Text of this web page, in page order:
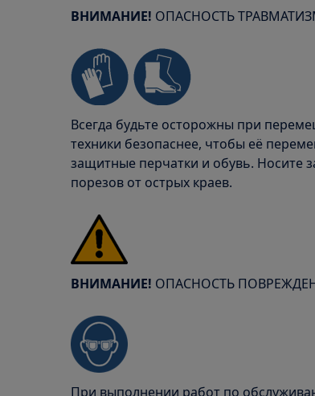
ВНИМАНИЕ! ОПАСНОСТЬ
Всегда будьте осторожны при
техники безопаснее, чтобы её
защитные перчатки и обувь. Носите
порезов от острых краев.
ВНИМАНИЕ! ОПАСНОСТЬ
При выполнении работ по